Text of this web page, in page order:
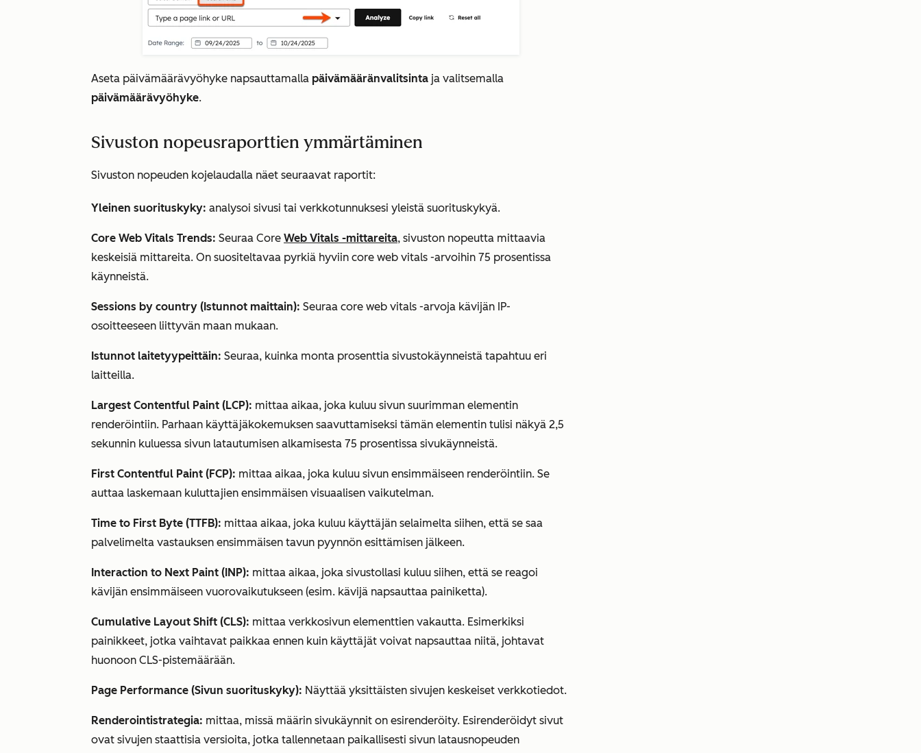
Aseta päivämäärävyöhyke napsauttamalla päivämääränvalitsinta ja valitsemalla
päivämäärävyöhyke.
Sivuston nopeusraporttien ymmärtäminen
Sivuston nopeuden kojelaudalla näet seuraavat raportit:
Yleinen suorituskyky: analysoi sivusi tai verkkotunnuksesi yleistä suorituskykyä.
Core Web Vitals Trends: Seuraa Core Web Vitals -mittareita, sivuston nopeutta mittaavia
keskeisiä mittareita. On suositeltavaa pyrkiä hyviin core web vitals -arvoihin 75 prosentissa
käynneistä.
Sessions by country (Istunnot maittain): Seuraa core web vitals -arvoja kävijän IP-
osoitteeseen liittyvän maan mukaan.
Istunnot laitetyypeittäin: Seuraa, kuinka monta prosenttia sivustokäynneistä tapahtuu eri
laitteilla.
Largest Contentful Paint (LCP): mittaa aikaa, joka kuluu sivun suurimman elementin
renderöintiin. Parhaan käyttäjäkokemuksen saavuttamiseksi tämän elementin tulisi näkyä 2,5
sekunnin kuluessa sivun latautumisen alkamisesta 75 prosentissa sivukäynneistä.
First Contentful Paint (FCP): mittaa aikaa, joka kuluu sivun ensimmäiseen renderöintiin. Se
auttaa laskemaan kuluttajien ensimmäisen visuaalisen vaikutelman.
Time to First Byte (TTFB): mittaa aikaa, joka kuluu käyttäjän selaimelta siihen, että se saa
palvelimelta vastauksen ensimmäisen tavun pyynnön esittämisen jälkeen.
Interaction to Next Paint (INP): mittaa aikaa, joka sivustollasi kuluu siihen, että se reagoi
kävijän ensimmäiseen vuorovaikutukseen (esim. kävijä napsauttaa painiketta).
Cumulative Layout Shift (CLS): mittaa verkkosivun elementtien vakautta. Esimerkiksi
painikkeet, jotka vaihtavat paikkaa ennen kuin käyttäjät voivat napsauttaa niitä, johtavat
huonoon CLS-pistemäärään.
Page Performance (Sivun suorituskyky): Näyttää yksittäisten sivujen keskeiset verkkotiedot.
Renderointistrategia: mittaa, missä määrin sivukäynnit on esirenderöity. Esirenderöidyt sivut
ovat sivujen staattisia versioita, jotka tallennetaan paikallisesti sivun latausnopeuden